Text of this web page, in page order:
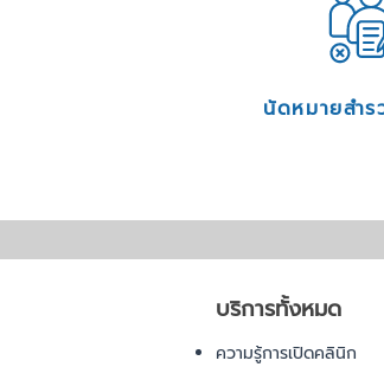
นัดหมายสำร
บริการทั้งหมด
ความรู้การเปิดคลินิก